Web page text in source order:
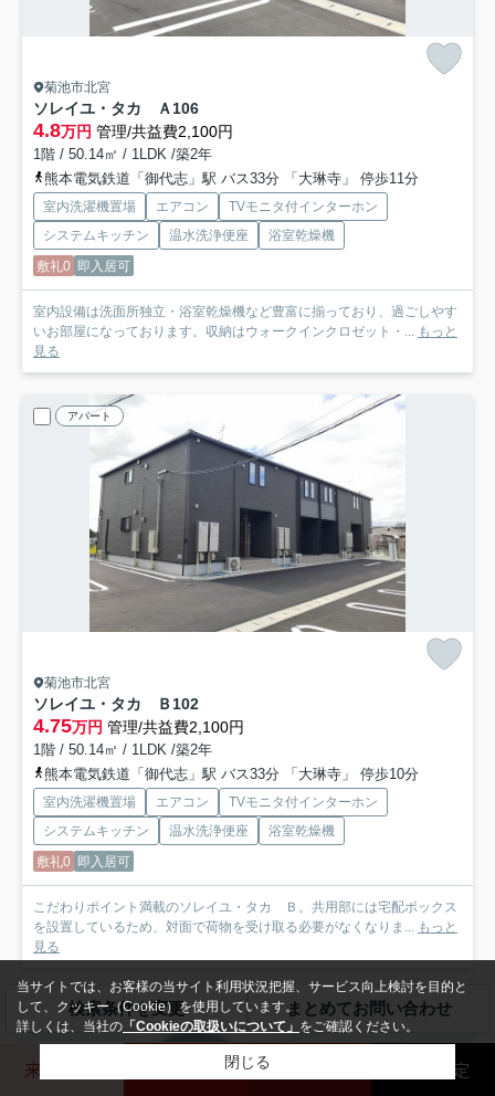
菊池市北宮
ソレイユ・タカ Ａ 106
4.8万円 管理/共益費2,100円
1階 / 50.14㎡ / 1LDK /築2年
熊本電気鉄道「御代志」駅 バス33分 「大琳寺」 停歩11分
室内洗濯機置場 エアコン
TVモニタ付インターホン
システムキッチン
温水洗浄便座
浴室乾燥機
敷礼0 即入居可
室内設備は洗面所独立・浴室乾燥機など豊富に揃っており、過ごしやす
いお部屋になっております。収納はウォークインクロゼット・...
もっと
見る
アパート
菊池市北宮
ソレイユ・タカ Ｂ 102
4.75万円 管理/共益費2,100円
1階 / 50.14㎡ / 1LDK /築2年
熊本電気鉄道「御代志」駅 バス33分 「大琳寺」 停歩10分
室内洗濯機置場 エアコン
TVモニタ付インターホン
システムキッチン
温水洗浄便座
浴室乾燥機
敷礼0 即入居可
こだわりポイント満載のソレイユ・タカ Ｂ。共用部には宅配ボックス
を設置しているため、対面で荷物を受け取る必要がなくなりま...
もっと
見る
アパート
検索条件を変更 まとめてお問い合わせ
来店予約 売却査定
当サイトでは、お客様の当サイト利用状況把握、サービス向上検討を目的と
して、クッキー（Cookie）を使用しています。
詳しくは、当社の 「Cookieの取扱いについて」 をご確認ください。
閉じる